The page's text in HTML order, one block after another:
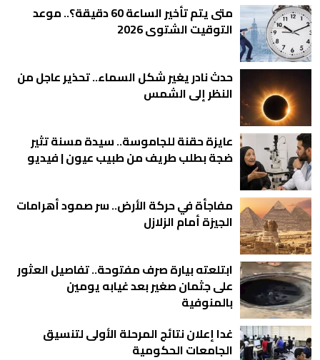
متى يتم تأخير الساعة 60 دقيقة؟.. موعد
التوقيت الشتوى 2026
حدث نادر يغير شكل السماء.. تحذير عاجل من
النظر إلى الشمس
عايزة حقنة للجاموسة.. سيدة مسنة تثير
ضجة بطلب طريف من طبيب عيون | فيديو
مفاجأة في حركة الأرض.. سر صمود أهرامات
الجيزة أمام الزلازل
ابتلعته بيارة صرف مفتوحة.. تفاصيل العثور
على جثمان صغير بعد غيابه يومين
بالمنوفية
غدا إعلان نتائج المرحلة الأولى لتنسيق
الجامعات الحكومية